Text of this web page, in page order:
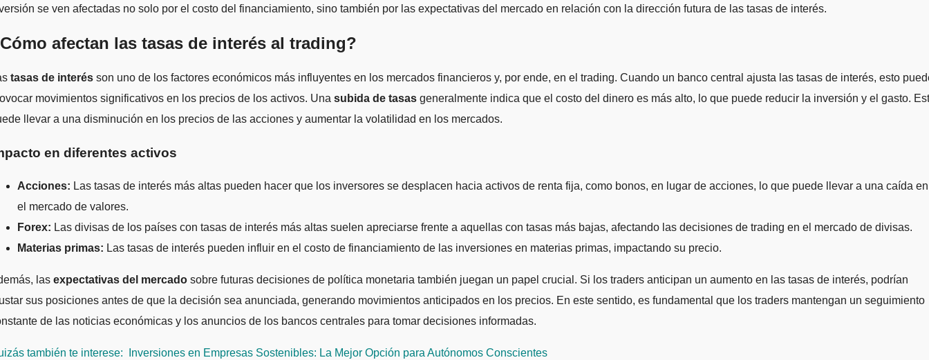
se ven afectadas no solo por el costo del financiamiento, sino también por las expectativas del mercado en relación con la dirección futura de las tasas de interés.
afectan las tasas de interés al trading?
tasas de interés son uno de los factores económicos más influyentes en los mercados financieros y, por ende, en el trading. Cuando un banco central ajusta las tasas de interés, esto
movimientos significativos en los precios de los activos. Una subida de tasas generalmente indica que el costo del dinero es más alto, lo que puede reducir la inversión y el gasto.
llevar a una disminución en los precios de las acciones y aumentar la volatilidad en los mercados.
en diferentes activos
Acciones: Las tasas de interés más altas pueden hacer que los inversores se desplacen hacia activos de renta fija, como bonos, en lugar de acciones, lo que puede llevar a una caída en
el mercado de valores.
Forex: Las divisas de los países con tasas de interés más altas suelen apreciarse frente a aquellas con tasas más bajas, afectando las decisiones de trading en el mercado de divisas.
Materias primas: Las tasas de interés pueden influir en el costo de financiamiento de las inversiones en materias primas, impactando su precio.
las expectativas del mercado sobre futuras decisiones de política monetaria también juegan un papel crucial. Si los traders anticipan un aumento en las tasas de interés, podrían
sus posiciones antes de que la decisión sea anunciada, generando movimientos anticipados en los precios. En este sentido, es fundamental que los traders mantengan un seguimiento
de las noticias económicas y los anuncios de los bancos centrales para tomar decisiones informadas.
también te interese: Inversiones en Empresas Sostenibles: La Mejor Opción para Autónomos Conscientes